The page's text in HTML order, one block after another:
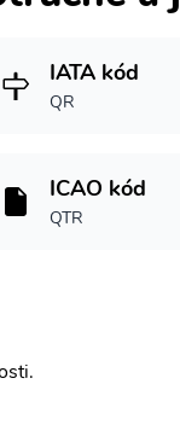
IATA kód
QR
ICAO kód
QTR